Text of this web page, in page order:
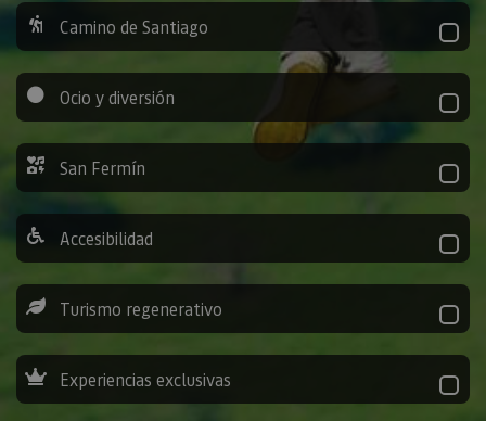
Camino de Santiago
Ocio y diversión
San Fermín
Accesibilidad
Turismo regenerativo
Experiencias exclusivas